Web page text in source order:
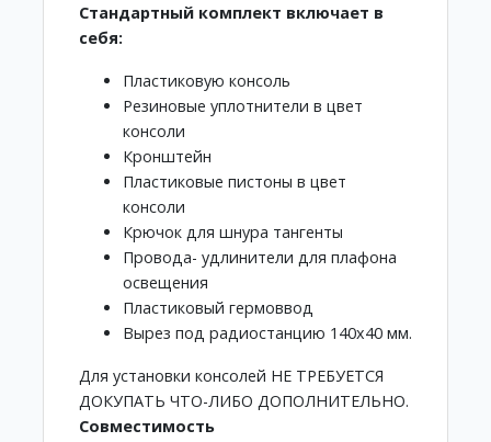
Стандартный комплект включает в
себя:
Пластиковую консоль
Резиновые уплотнители в цвет
консоли
Кронштейн
Пластиковые пистоны в цвет
консоли
Крючок для шнура тангенты
Провода- удлинители для плафона
освещения
Пластиковый гермоввод
Вырез под радиостанцию 140х40 мм.
Для установки консолей НЕ ТРЕБУЕТСЯ
ДОКУПАТЬ ЧТО-ЛИБО ДОПОЛНИТЕЛЬНО.
Совместимость